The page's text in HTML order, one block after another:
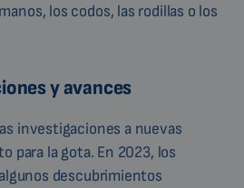
los codos, las rodillas o los
y avances
investigaciones a nuevas
para la gota. En 2023, los
descubrimientos